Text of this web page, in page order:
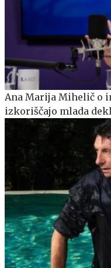
Ana Marija Mihelič o
izkoriščajo mlada